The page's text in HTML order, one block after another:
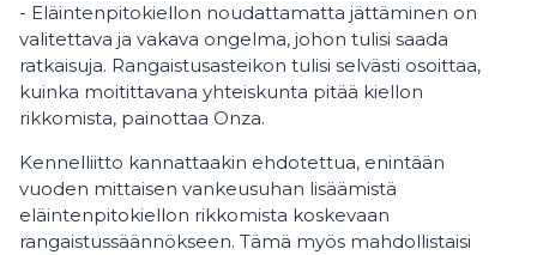
- Eläintenpitokiellon noudattamatta jättäminen on
valitettava ja vakava ongelma, johon tulisi saada
ratkaisuja. Rangaistusasteikon tulisi selvästi osoittaa,
kuinka moitittavana yhteiskunta pitää kiellon
rikkomista, painottaa Onza.
Kennelliitto kannattaakin ehdotettua, enintään
vuoden mittaisen vankeusuhan lisäämistä
eläintenpitokiellon rikkomista koskevaan
rangaistussäännökseen. Tämä myös mahdollistaisi